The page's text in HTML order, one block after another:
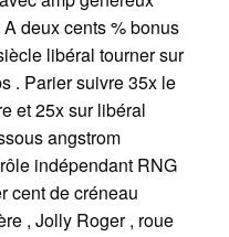
deux cents % bonus
libéral tourner sur
. Parier suivre 35x le
et 25x sur libéral
angstrom
indépendant RNG
cent de créneau
, Jolly Roger , roue